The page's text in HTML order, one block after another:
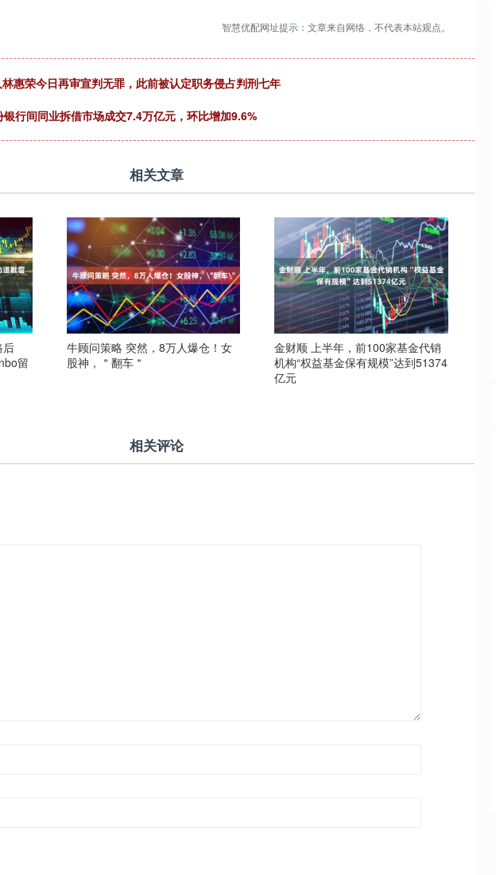
智慧优配网址提示：文章来自网络，不代表本站观点。
惠荣今日再审宣判无罪，此前被认定职务侵占判刑七年
行间同业拆借市场成交7.4万亿元，环比增加9.6%
相关文章
后
留
牛顾问策略 突然，8万人爆仓！女
股神，＂翻车＂
金财顺 上半年，前100家基金代销
机构“权益基金保有规模”达到51374
亿元
相关评论